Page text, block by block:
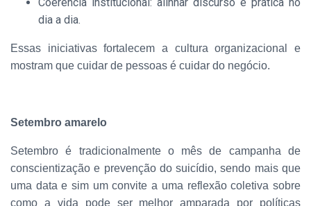
dia a dia.
Essas iniciativas fortalecem a cultura organizacional e
mostram que cuidar de pessoas é cuidar do negócio.
Setembro amarelo
Setembro é tradicionalmente o mês de campanha de
conscientização e prevenção do suicídio, sendo mais que
uma data e sim um convite a uma reflexão coletiva sobre
como a vida pode ser melhor amparada por políticas